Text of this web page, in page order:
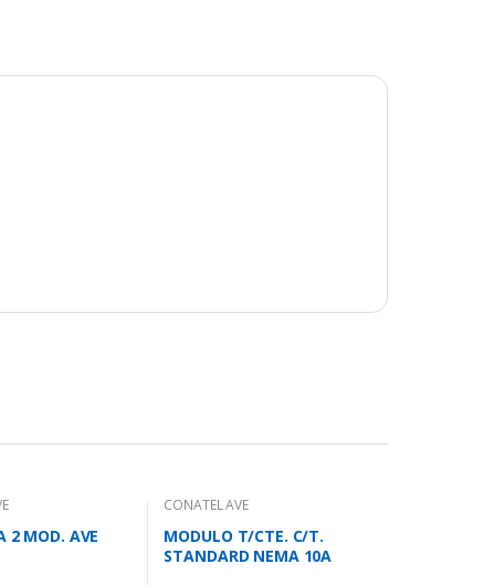
2 MOD. AVE
CONATEL AVE
MODULO T/CTE. C/T.
STANDARD NEMA 10A